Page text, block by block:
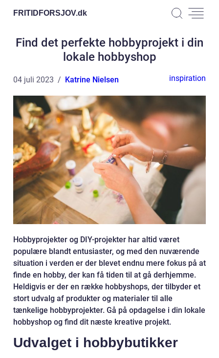
FRITIDFORSJOV.dk
Find det perfekte hobbyprojekt i din
lokale hobbyshop
04 juli 2023 Katrine Nielsen inspiration
Hobbyprojekter og DIY-projekter har altid været
populære blandt entusiaster, og med den nuværende
situation i verden er der blevet endnu mere fokus på at
finde en hobby, der kan få tiden til at gå derhjemme.
Heldigvis er der en række hobbyshops, der tilbyder et
stort udvalg af produkter og materialer til alle
tænkelige hobbyprojekter. Gå på opdagelse i din lokale
hobbyshop og find dit næste kreative projekt.
Udvalget i hobbybutikker